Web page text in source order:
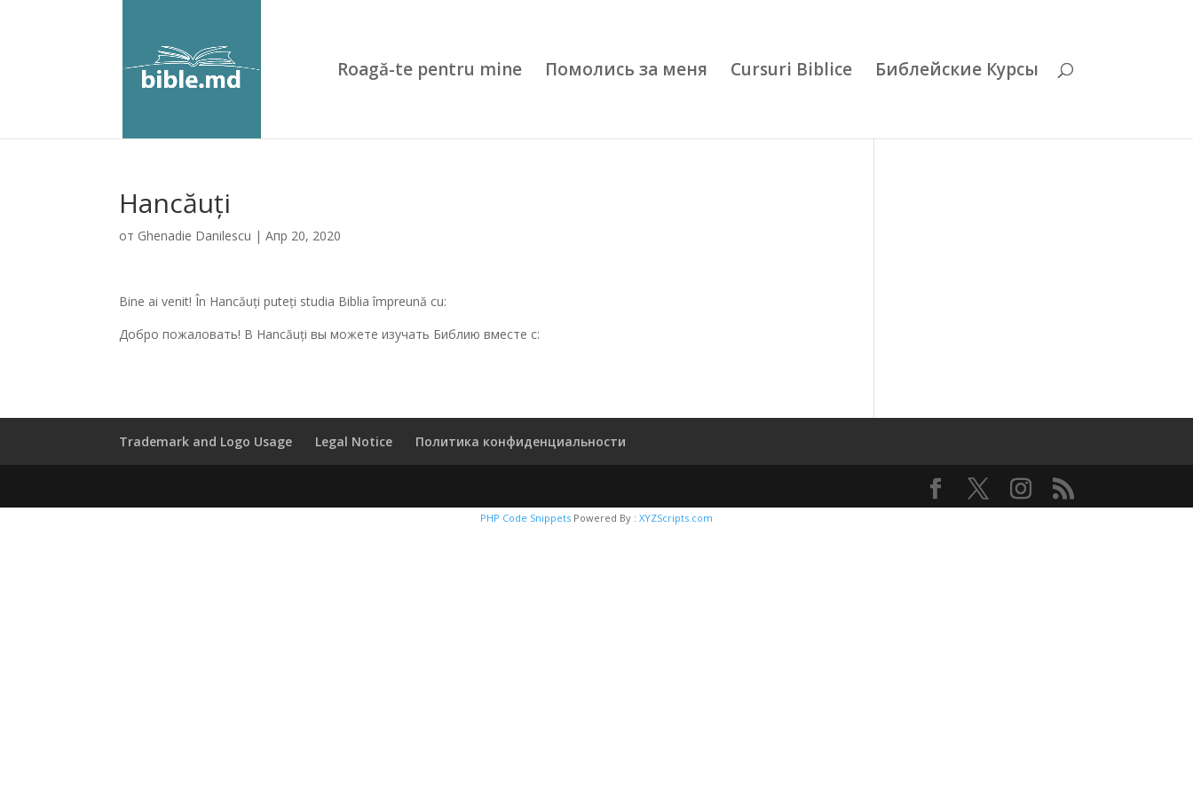
Roagă-te pentru mine Помолись за меня Cursuri Biblice Библейские Курсы
Hancăuți
от Ghenadie Danilescu |Апр 20, 2020
Bine ai venit! În Hancăuți puteți studia Biblia împreună cu:
Добро пожаловать! В Hancăuți вы можете изучать Библию вместе с:
Trademark and Logo Usage Legal Notice Политика конфиденциальности
PHP Code Snippets Powered By : XYZScripts.com